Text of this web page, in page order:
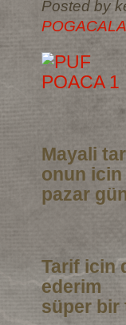
Posted by
Mayali
onun
pazar
Tarif icin
ederim
süper bir